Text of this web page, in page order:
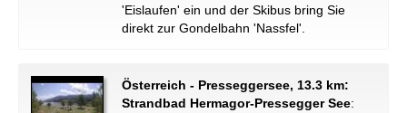
'Eislaufen' ein und der Skibus bring Sie
direkt zur Gondelbahn 'Nassfel'.
Österreich - Presseggersee, 13.3 km:
Strandbad Hermagor-Pressegger See: